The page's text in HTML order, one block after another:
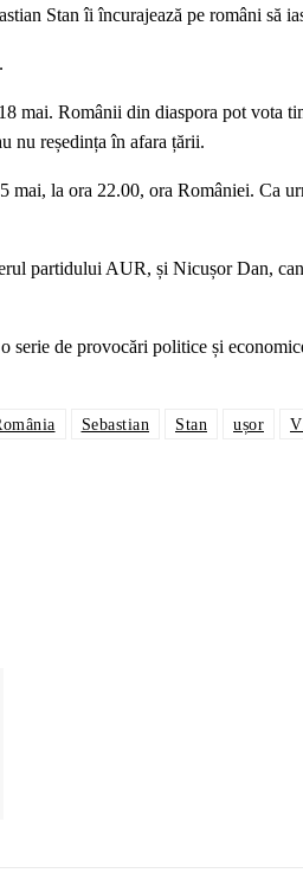
Stan îi încurajează pe români să
mai. Românii din diaspora pot vota
nu reședința în afara țării.
la ora 22.00, ora României. Ca
partidului AUR, și Nicușor Dan,
serie de provocări politice și
Sebastian Stan ușor